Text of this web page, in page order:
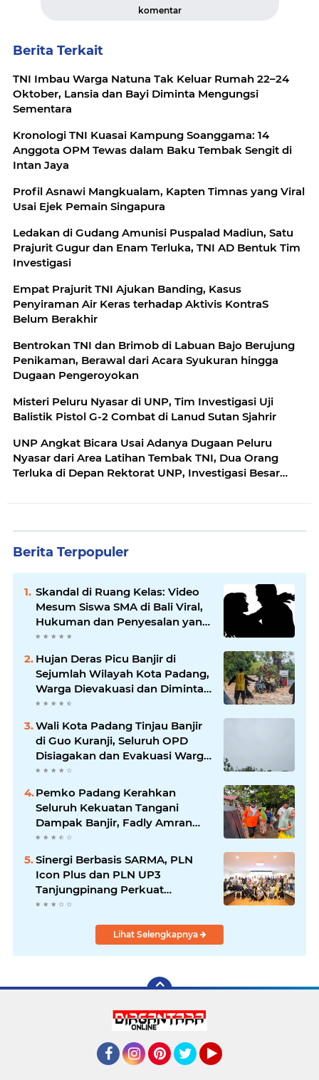
komentar
Berita Terkait
TNI Imbau Warga Natuna Tak Keluar Rumah 22–24
Oktober, Lansia dan Bayi Diminta Mengungsi
Sementara
Kronologi TNI Kuasai Kampung Soanggama: 14
Anggota OPM Tewas dalam Baku Tembak Sengit di
Intan Jaya
Profil Asnawi Mangkualam, Kapten Timnas yang Viral
Usai Ejek Pemain Singapura
Ledakan di Gudang Amunisi Puspalad Madiun, Satu
Prajurit Gugur dan Enam Terluka, TNI AD Bentuk Tim
Investigasi
Empat Prajurit TNI Ajukan Banding, Kasus
Penyiraman Air Keras terhadap Aktivis KontraS
Belum Berakhir
Bentrokan TNI dan Brimob di Labuan Bajo Berujung
Penikaman, Berawal dari Acara Syukuran hingga
Dugaan Pengeroyokan
Misteri Peluru Nyasar di UNP, Tim Investigasi Uji
Balistik Pistol G-2 Combat di Lanud Sutan Sjahrir
UNP Angkat Bicara Usai Adanya Dugaan Peluru
Nyasar dari Area Latihan Tembak TNI, Dua Orang
Terluka di Depan Rektorat UNP, Investigasi Besar
Berita Terpopuler
Skandal di Ruang Kelas: Video
Mesum Siswa SMA di Bali Viral,
Hukuman dan Penyesalan yang
Mengikuti
Hujan Deras Picu Banjir di
Sejumlah Wilayah Kota Padang,
Warga Dievakuasi dan Diminta
Waspada Banjir Susulan
Wali Kota Padang Tinjau Banjir
di Guo Kuranji, Seluruh OPD
Disiagakan dan Evakuasi Warga
Dipercepat
Pemko Padang Kerahkan
Seluruh Kekuatan Tangani
Dampak Banjir, Fadly Amran
Desak Percepatan Proyek
Sinergi Berbasis SARMA, PLN
Icon Plus dan PLN UP3
Tanjungpinang Perkuat
Kolaborasi Strategis
Lihat Selengkapnya